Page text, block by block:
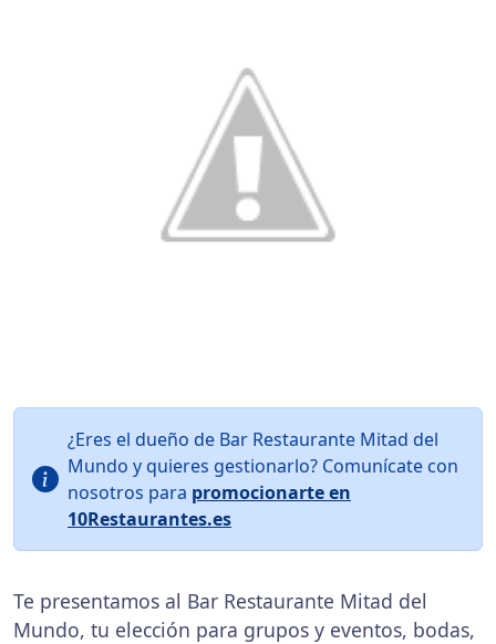
¿Eres el dueño de Bar Restaurante Mitad del
Mundo y quieres gestionarlo? Comunícate con
nosotros para promocionarte en
10Restaurantes.es
Te presentamos al Bar Restaurante Mitad del
Mundo, tu elección para grupos y eventos, bodas,